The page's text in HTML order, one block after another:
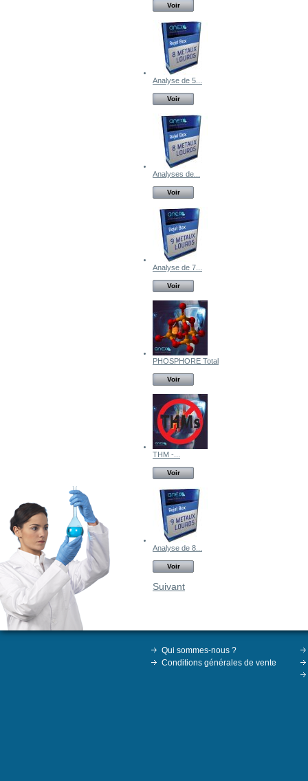
Voir
Analyse de 5...
Voir
Analyses de...
Voir
Analyse de 7...
Voir
PHOSPHORE Total
Voir
THM -...
Voir
Analyse de 8...
Voir
Suivant
Qui sommes-nous ?
Conditions générales de vente